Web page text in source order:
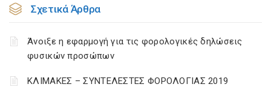
Σχετικά Άρθρα
Άνοιξε η εφαρμογή για τις φορολογικές δηλώσεις
φυσικών προσώπων
ΚΛΙΜΑΚΕΣ – ΣΥΝΤΕΛΕΣΤΕΣ ΦΟΡΟΛΟΓΙΑΣ 2019